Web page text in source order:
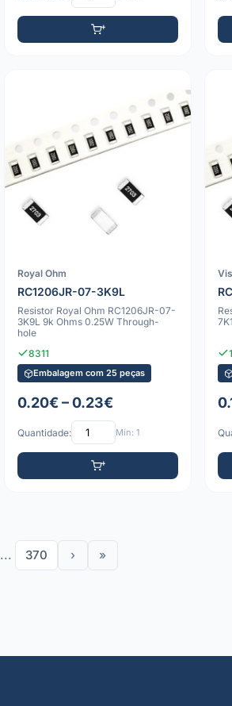
Royal Ohm
RC1206JR-07-3K9L
Resistor Royal Ohm RC1206JR-07-
3K9L 9k Ohms 0.25W Through-
hole
8311
Embalagem com 25 peças
0.20€ – 0.23€
Quantidade: Mín: 1
... 370 › »